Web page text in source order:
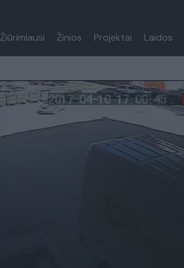
Žiūrimiausi Žinios Projektai Laidos